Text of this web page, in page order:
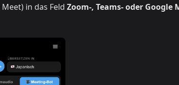
in das Feld Zoom-, Teams- oder Google